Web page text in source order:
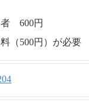
600円
（500円）が必要